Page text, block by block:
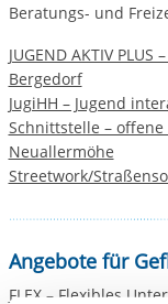
Beratungs- und
JUGEND AKTIV
Bergedorf
JugiHH – Jugend
Schnittstelle –
Neuallermöhe
Streetwork/
Angebote für
FLEX – Flexibles